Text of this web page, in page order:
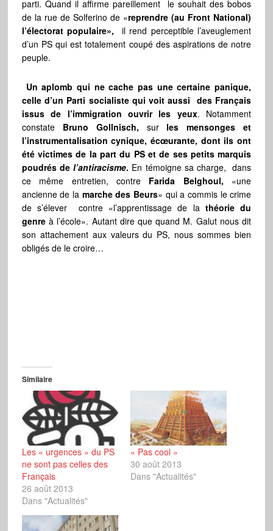
parti. Quand il affirme pareillement le souhait des bobos
de la rue de Solferino de «reprendre (au Front National)
l’électorat populaire»,
il rend perceptible l’aveuglement
d’un PS qui est totalement coupé des aspirations de notre
peuple.
Un aplomb qui ne cache pas une certaine panique,
celle d’un Parti socialiste qui voit aussi des Français
issus de l’immigration ouvrir les yeux. Notamment
constate Bruno Gollnisch, sur les mensonges et
l’instrumentalisation cynique, écœurante, dont ils ont
été victimes de la part du PS et de ses petits marquis
poudrés del’antiracisme. En témoigne sa charge, dans
ce même entretien, contre Farida Belghoul, «une
ancienne de la marche des Beurs» qui a commis le crime
de s’élever contre «l’apprentissage de la théorie du
genreà l’école». Autant dire que quand M. Galut nous dit
son attachement aux valeurs du PS, nous sommes bien
obligés de le croire…
Similaire
Les « urgences » du PS
ne sont pas celles des
Français
26 août 2013
Dans "Actualités"
« Pas cool »
30 août 2013
Dans "Actualités"